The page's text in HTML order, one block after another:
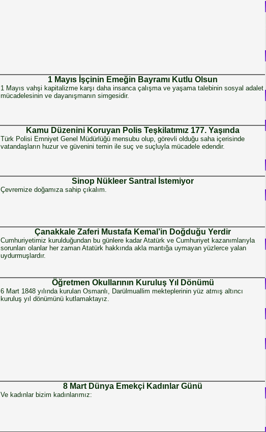
1 Mayıs İşçinin Emeğin Bayramı Kutlu Olsun
1 Mayıs vahşi kapitalizme karşı daha insanca çalışma ve yaşama talebinin sosyal adalet
mücadelesinin ve dayanışmanın simgesidir.
Kamu Düzenini Koruyan Polis Teşkilatımız 177. Yaşında
Türk Polisi Emniyet Genel Müdürlüğü mensubu olup, görevli olduğu saha içerisinde
vatandaşların huzur ve güvenini temin ile suç ve suçluyla mücadele edendir.
Sinop Nükleer Santral İstemiyor
Çevremize doğamıza sahip çıkalım.
Çanakkale Zaferi Mustafa Kemal’in Doğduğu Yerdir
Cumhuriyetimiz kurulduğundan bu günlere kadar Atatürk ve Cumhuriyet kazanımlarıyla
sorunları olanlar her zaman Atatürk hakkında akla mantığa uymayan yüzlerce yalan
uydurmuşlardır.
Öğretmen Okullarının Kuruluş Yıl Dönümü
6 Mart 1848 yılında kurulan Osmanlı, Darülmuallim mekteplerinin yüz atmış altıncı
kuruluş yıl dönümünü kutlamaktayız.
8 Mart Dünya Emekçi Kadınlar Günü
Ve kadınlar bizim kadınlarımız: